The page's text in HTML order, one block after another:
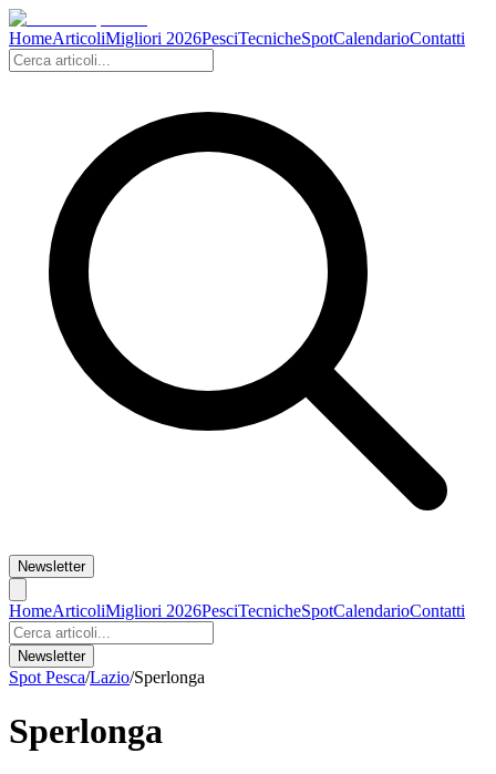
HomeArticoliMigliori 2026PesciTecnicheSpotCalendarioContatti
Newsletter
HomeArticoliMigliori 2026PesciTecnicheSpotCalendarioContatti
Newsletter
Spot Pesca/Lazio/Sperlonga
Sperlonga